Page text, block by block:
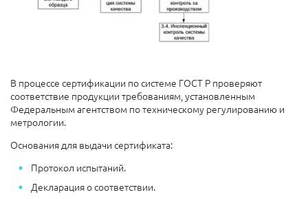
В процессе сертификации по системе ГОСТ Р проверяют
соответствие продукции требованиям, установленным
Федеральным агентством по техническому регулированию и
метрологии.
Основания для выдачи сертификата:
Протокол испытаний.
Декларация о соответствии.